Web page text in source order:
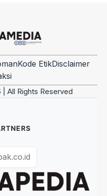
Kode EtikDisclaimer
All Rights Reserved